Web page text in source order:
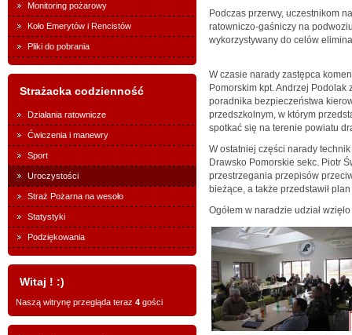
Monitoring pożarowy
Koło Emerytów i Rencistów
Pliki do pobrania
Strażacka codzienność
Działania ratownicze
Ćwiczenia i manewry
Sport
Uroczystości
Straż Pożarna na wesoło
Statystyki
Podziękowania
Witaj ! :)
Naszą witrynę przegląda teraz 4 gości
Podczas przerwy, uczestnikom
ratowniczo-gaśniczy na
wykorzystywany do celów
W czasie narady zastępca
Pomorskim kpt. Andrzej Podolak
poradnika bezpieczeństwa
przedszkolnym, w którym
spotkać się na terenie powiatu
W ostatniej części narady
Drawsko Pomorskie sekc. Piotr
przestrzegania przepisów
bieżące, a także przedstawił
Ogółem w naradzie udział